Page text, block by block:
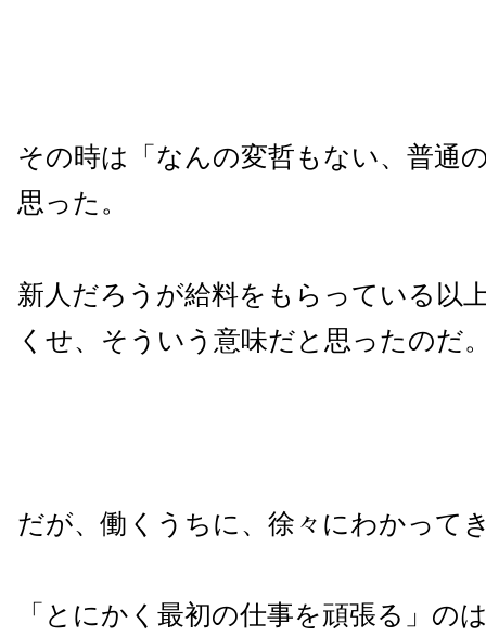
その時は「なんの変哲もない、普通
思った。
新人だろうが給料をもらっている以
くせ、そういう意味だと思ったのだ
だが、働くうちに、徐々にわかって
「とにかく最初の仕事を頑張る」の